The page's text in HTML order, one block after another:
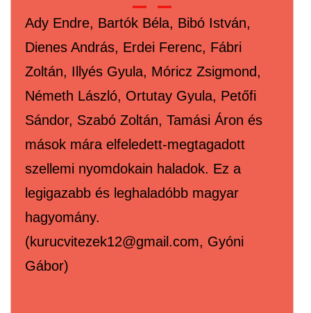
Ady Endre, Bartók Béla, Bibó István,
Dienes András, Erdei Ferenc, Fábri
Zoltán, Illyés Gyula, Móricz Zsigmond,
Németh László, Ortutay Gyula, Petőfi
Sándor, Szabó Zoltán, Tamási Áron és
mások mára elfeledett-megtagadott
szellemi nyomdokain haladok. Ez a
legigazabb és leghaladóbb magyar
hagyomány.
(kurucvitezek12@gmail.com, Gyóni
Gábor)